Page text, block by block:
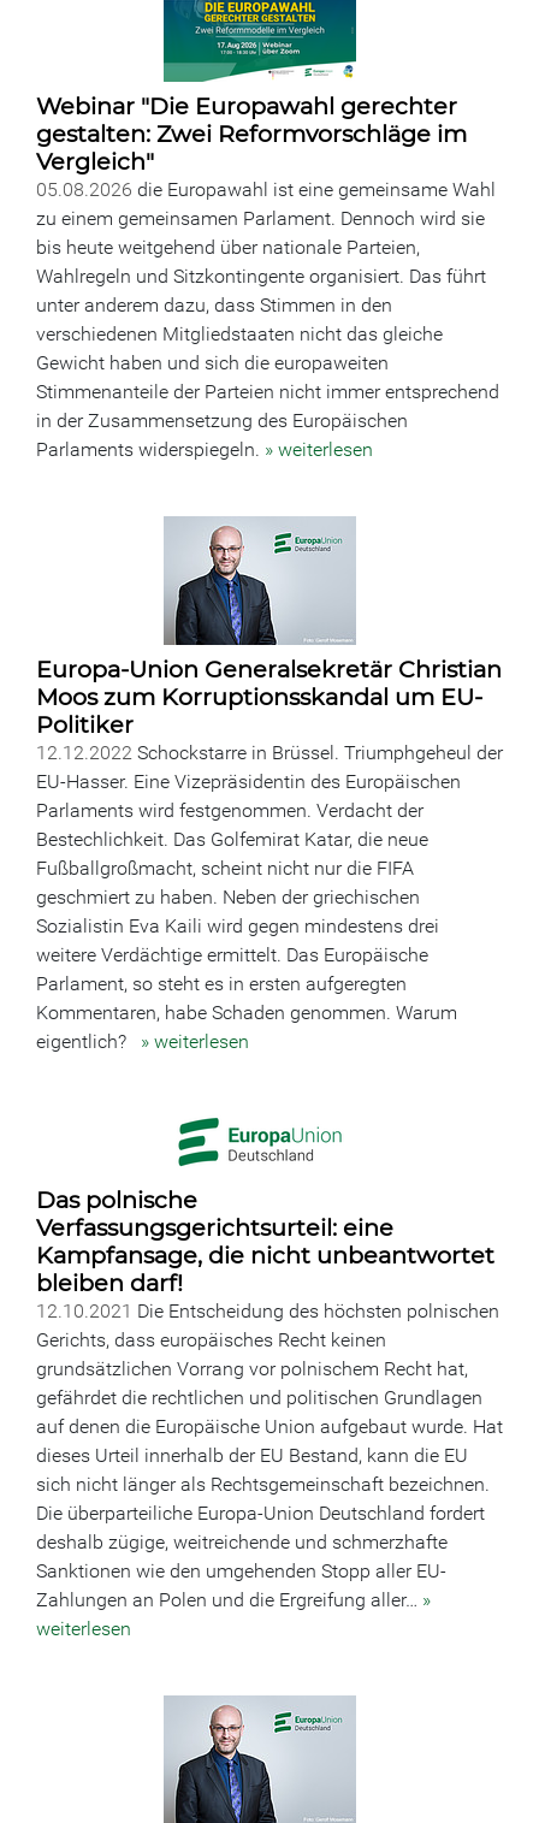
Webinar "Die Europawahl gerechter
gestalten: Zwei Reformvorschläge im
Vergleich"
05.08.2026 die Europawahl ist eine gemeinsame Wahl
zu einem gemeinsamen Parlament. Dennoch wird sie
bis heute weitgehend über nationale Parteien,
Wahlregeln und Sitzkontingente organisiert. Das führt
unter anderem dazu, dass Stimmen in den
verschiedenen Mitgliedstaaten nicht das gleiche
Gewicht haben und sich die europaweiten
Stimmenanteile der Parteien nicht immer entsprechend
in der Zusammensetzung des Europäischen
Parlaments widerspiegeln. » weiterlesen
Europa-Union Generalsekretär Christian
Moos zum Korruptionsskandal um EU-
Politiker
12.12.2022 Schockstarre in Brüssel. Triumphgeheul der
EU-Hasser. Eine Vizepräsidentin des Europäischen
Parlaments wird festgenommen. Verdacht der
Bestechlichkeit. Das Golfemirat Katar, die neue
Fußballgroßmacht, scheint nicht nur die FIFA
geschmiert zu haben. Neben der griechischen
Sozialistin Eva Kaili wird gegen mindestens drei
weitere Verdächtige ermittelt. Das Europäische
Parlament, so steht es in ersten aufgeregten
Kommentaren, habe Schaden genommen. Warum
eigentlich? » weiterlesen
Das polnische
Verfassungsgerichtsurteil: eine
Kampfansage, die nicht unbeantwortet
bleiben darf!
12.10.2021 Die Entscheidung des höchsten polnischen
Gerichts, dass europäisches Recht keinen
grundsätzlichen Vorrang vor polnischem Recht hat,
gefährdet die rechtlichen und politischen Grundlagen
auf denen die Europäische Union aufgebaut wurde. Hat
dieses Urteil innerhalb der EU Bestand, kann die EU
sich nicht länger als Rechtsgemeinschaft bezeichnen.
Die überparteiliche Europa-Union Deutschland fordert
deshalb zügige, weitreichende und schmerzhafte
Sanktionen wie den umgehenden Stopp aller EU-
Zahlungen an Polen und die Ergreifung aller… »
weiterlesen